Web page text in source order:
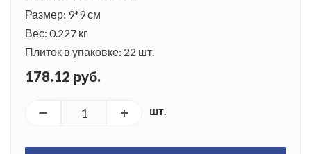
Размер: 9*9 см
Вес: 0.227 кг
Плиток в упаковке: 22 шт.
178.12 руб.
шт.